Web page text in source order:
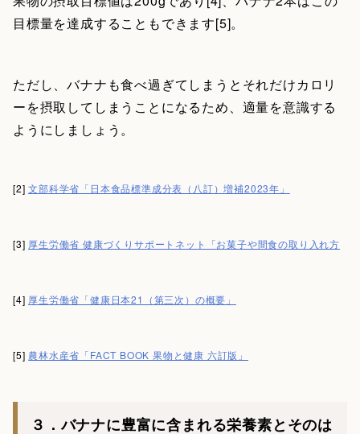
目標量を達成することもできます[5]。
ただし、バナナも食べ過ぎてしまうとそれだけカロリ
ーを摂取してしまうことになるため、適量を意識する
ようにしましょう。
[2]文部科学省「日本食品標準成分表（八訂）増補2023年」
[3] 厚生労働省 健康づくりサポートネット「お菓子や間食の取り入れ方
[4] 厚生労働省「健康日本21（第三次）の概要」
[5] 農林水産省「FACT BOOK 果物と健康 六訂版」
３．バナナに豊富に含まれる栄養素とそのは